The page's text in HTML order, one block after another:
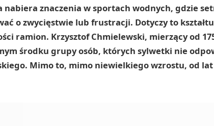
nabiera znaczenia w sportach wodnych, gdzie
o zwycięstwie lub frustracji. Dotyczy to
ramion. Krzysztof Chmielewski, mierzący od
środku grupy osób, których sylwetki nie
Mimo to, mimo niewielkiego wzrostu, od